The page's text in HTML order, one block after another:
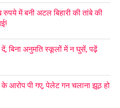
में बनी अटल बिहारी की तांबे की
बिना अनुमति स्कूलों में न घुसें, पढ़ें
आरोप पी गए, पेलेट गन चलाना झूठ हो